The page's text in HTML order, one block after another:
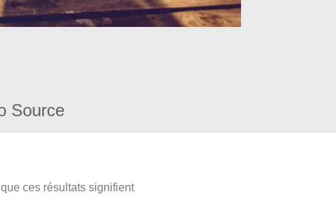
Source
ces résultats signifient